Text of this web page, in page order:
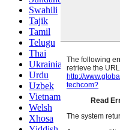
Swahili
Tajik
Tamil
Telugu
Thai
Ukrainian
Urdu
Uzbek
Vietnamese
Welsh
Xhosa